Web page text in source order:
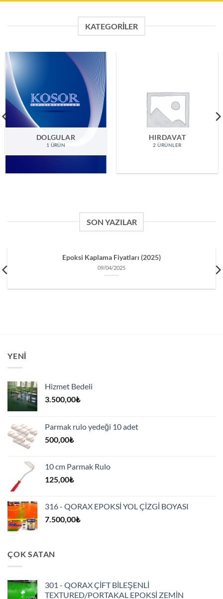
KATEGORILER
DOLGULAR
1 ÜRÜN
HIRDAVAT
2 ÜRÜNLER
SON YAZILAR
Epoksi Kaplama Fiyatları (2025)
09/04/2025
YENI
Hizmet Bedeli
3.500,00₺
Parmak rulo yedeği 10 adet
500,00₺
10 cm Parmak Rulo
125,00₺
316 - QORAX EPOKSİ YOL ÇİZGİ BOYASI
7.500,00₺
ÇOK SATAN
301 - QORAX ÇİFT BİLEŞENLİ
TEXTURED/PORTAKAL EPOKSİ ZEMİN